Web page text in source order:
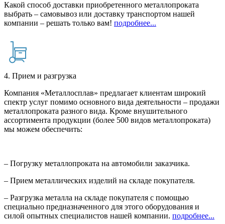
Какой способ доставки приобретенного металлопроката
выбрать – самовывоз или доставку транспортом нашей
компании – решать только вам! подробнее...
4. Прием и разгрузка
Компания «Металлосплав» предлагает клиентам широкий
спектр услуг помимо основного вида деятельности – продажи
металлопроката разного вида. Кроме внушительного
ассортимента продукции (более 500 видов металлопроката)
мы можем обеспечить:
– Погрузку металлопроката на автомобили заказчика.
– Прием металлических изделий на складе покупателя.
– Разгрузка металла на складе покупателя с помощью
специально предназначенного для этого оборудования и
силой опытных специалистов нашей компании. подробнее...